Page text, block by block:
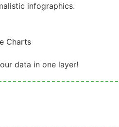
infographics.
Charts
data in one layer!